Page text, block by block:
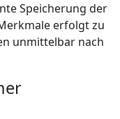
Speicherung der
erfolgt zu
unmittelbar nach